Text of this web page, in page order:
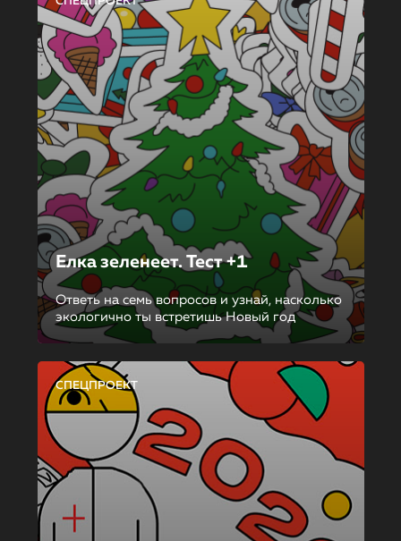
Елка зеленеет. Тест +1
Ответь на семь вопросов и узнай, насколько
экологично ты встретишь Новый год
СПЕЦПРОЕКТ